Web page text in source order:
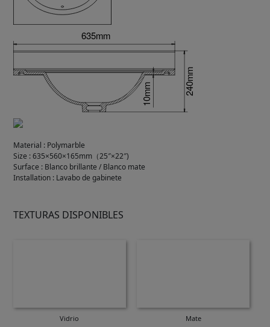
Material : Polymarble
Size :635×560×165mm（25″×22″)
Surface : Blanco brillante / Blanco mate
Installation : Lavabo de gabinete
TEXTURAS DISPONIBLES
Vidrio Mate